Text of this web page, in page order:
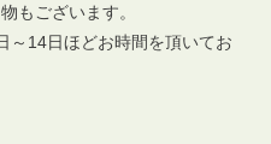
もございます。
～14日ほどお時間を頂いてお